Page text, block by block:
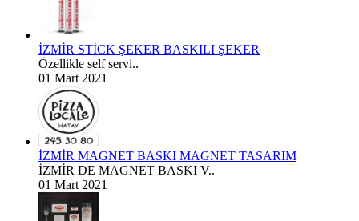
İZMİR STİCK ŞEKER BASKILI ŞEKER
Özellikle self servi..
01 Mart 2021
İZMİR MAGNET BASKI MAGNET TASARIM
İZMİR DE MAGNET BASKI V..
01 Mart 2021